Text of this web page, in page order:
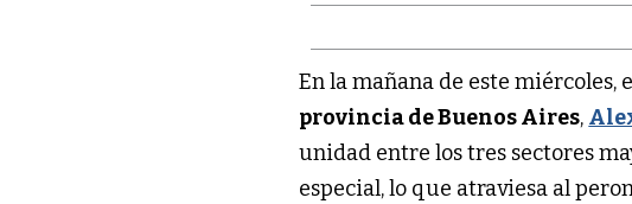
En la mañana de este miércoles,
provincia de Buenos Aires,
unidad entre los tres sectores
especial, lo que atraviesa al